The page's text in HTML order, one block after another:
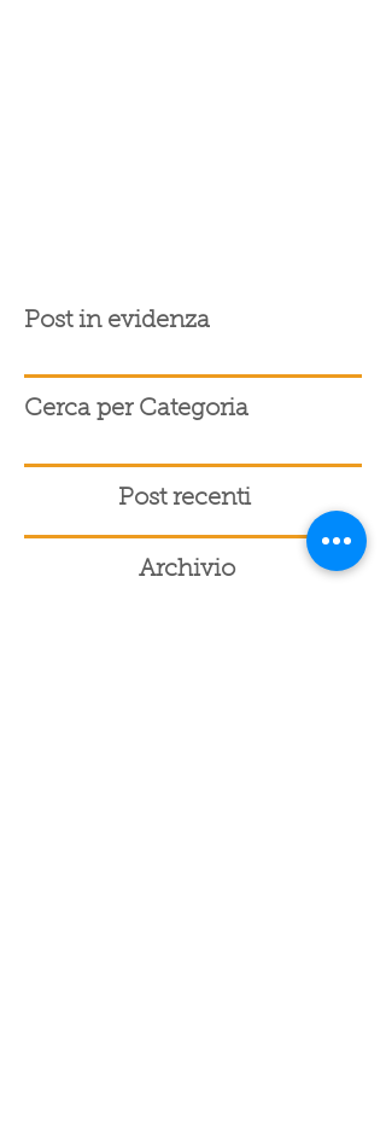
Post in evidenza
Cerca per Categoria
Post recenti
Archivio